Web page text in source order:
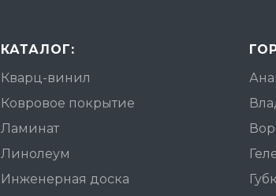
КАТАЛОГ:
Кварц-винил
Ковровое покрытие
Ламинат
Линолеум
Инженерная доска